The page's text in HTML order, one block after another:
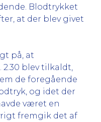
Blodtrykket
at der blev givet
på, at
blev tilkaldt,
de foregående
og idet der
været en
fremgik det af